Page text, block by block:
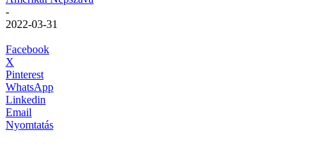
-
2022-03-31
Facebook
X
Pinterest
WhatsApp
Linkedin
Email
Nyomtatás